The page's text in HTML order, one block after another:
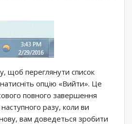
щоб переглянути список
опцію «Вийти». Це
повного завершення
разу, коли ви
вам доведеться зробити